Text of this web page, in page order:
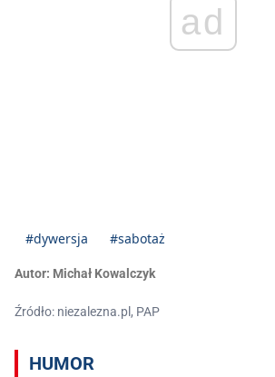
ad
#dywersja #sabotaż
Autor: Michał Kowalczyk
Źródło: niezalezna.pl, PAP
HUMOR